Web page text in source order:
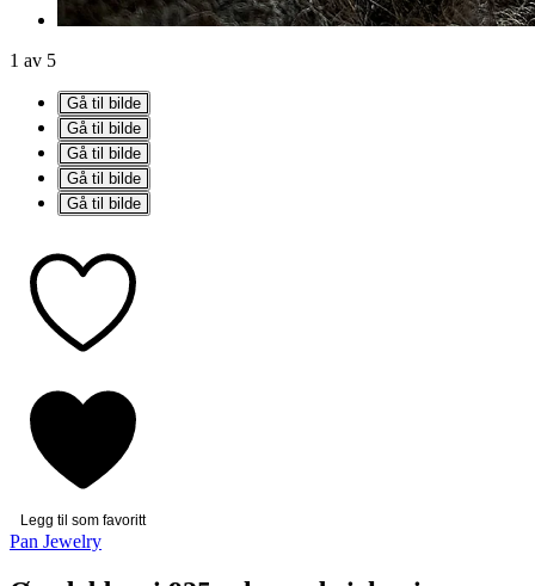
1 av 5
Gå til bilde
Gå til bilde
Gå til bilde
Gå til bilde
Gå til bilde
Legg til som favoritt
Pan Jewelry